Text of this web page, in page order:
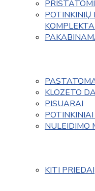
POTINKINIŲ
KLOZETO
PISUARAI
NULEIDIMO
KITI PRIEDAI